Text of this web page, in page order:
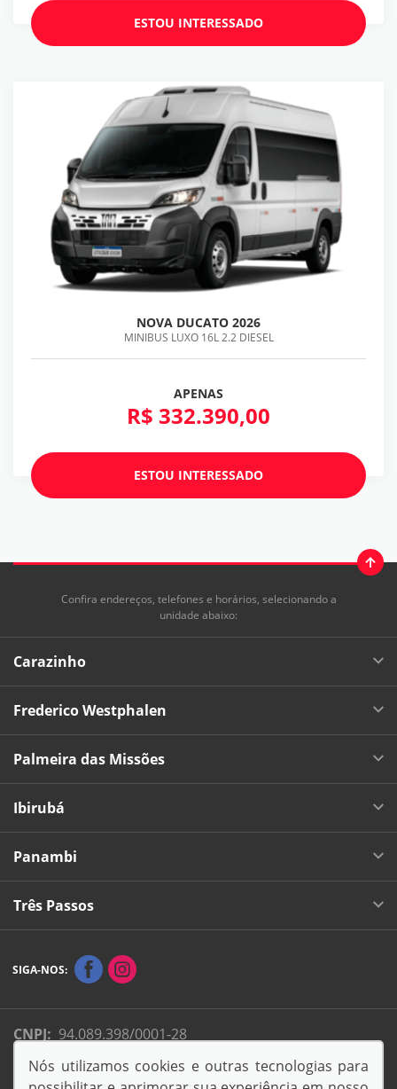
ESTOU INTERESSADO
NOVA DUCATO 2026
MINIBUS LUXO 16L 2.2 DIESEL
APENAS
R$ 332.390,00
ESTOU INTERESSADO
Confira endereços, telefones e horários, selecionando a
unidade abaixo:
Carazinho
Frederico Westphalen
Palmeira das Missões
Ibirubá
Panambi
Três Passos
SIGA-NOS:
CNPJ: 94.089.398/0001-28
Endereço Matriz: Avenida Flores da Cunha, 311 - Boa
vista - Carazinho-RS
Nós utilizamos cookies e outras tecnologias para